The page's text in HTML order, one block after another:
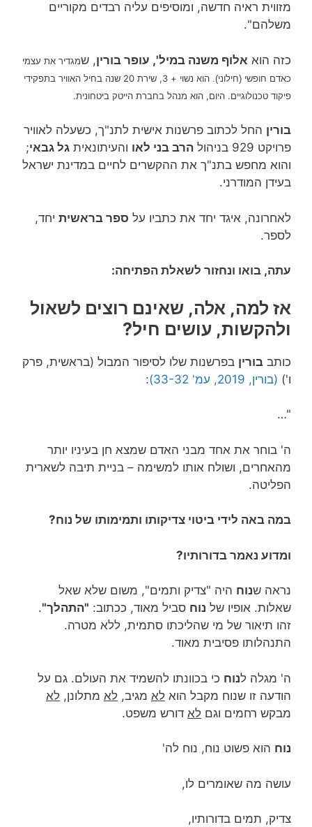
מזווית ראיה חדשה, ומוסיפים עליה רבדים מקוריים
משלהם".
כזה הוא אלוף משנה במיל', עופר בורין, שמגדיר את עצמי
כאדם חופשי (חילוני). הוא
נשוי + 3, שירת 20 שנה בחיל האוויר בתפקידי
פיקוד טכנולוגיים. היום, הוא מנהל בחברת הייטק ביטחונית.
בורין החל לכתוב פרשנות אישית לתנ"ך, כשעלה לאוויר
פרויקט 929 בניהול
הרב בני לאו והעיתונאית גל גבאי;
והוא מחפש בתנ"ך את ההקשרים לחיים במדינת ישראל
בעידן המודרני.
לאחרונה, איגד יחד את כתביו על ספר בראשית יחד,
לספר.
עתה, בואו ונחזור לשאלת הפתיחה:
אז למה, אלה, שאינם רוצים לשאול
ולהקשות, עושים חיל?
כותב בורין בפרשנות שלו לסיפור המבול (בראשית, פרק
ו') (בורין, 2019, עמ' 33-32) :
"…
ה' בוחר את אחד מבני האדם שמצא חן בעיניו יותר
מהאחרים, ושולח אותו למשימה – בניית תיבה לשארית
הפליטה.
במה באה לידי ביטוי צדיקותו ותמימותו של נוח?
ומדוע נאמר בדורותיו?
נראה שנוח היה "צדיק ותמים", משום שלא שאל
שאלות. אופיו של נוח סביל מאוד, ככתוב: "התהלך".
זהו תיאור של מי שהליכתו סתמית, ללא מטרה.
התנהלותו פסיבית מאוד.
ה' מגלה לנוח כי בכוונתו להשמיד את העולם. גם על
הודעה זו שנוח מקבל הוא לא מגיב, לא מתלונן, לא
מבקש רחמים וגם לא דורש משפט.
נוח הוא פשוט נוח, נוח לה'
עושה מה שאומרים לו,
צדיק, תמים בדורותיו,